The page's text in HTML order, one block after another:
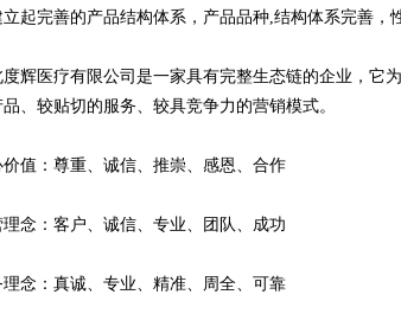
立起完善的产品结构体系，产品品种,结构体系完善，
度辉医疗有限公司是一家具有完整生态链的企业，它
品、较贴切的服务、较具竞争力的营销模式。
价值：尊重、诚信、推崇、感恩、合作
理念：客户、诚信、专业、团队、成功
理念：真诚、专业、精准、周全、可靠